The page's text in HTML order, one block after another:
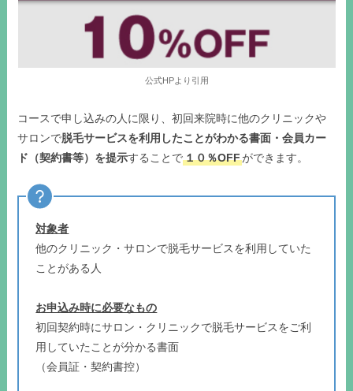
公式HPより引用
コースで申し込みの人に限り、初回来院時に他のクリニックや
サロンで脱毛サービスを利用したことがわかる書面・会員カー
ド（契約書等）を提示することで１０％OFFができます。
対象者
他のクリニック・サロンで脱毛サービスを利用していた
ことがある人
お申込み時に必要なもの
初回契約時にサロン・クリニックで脱毛サービスをご利
用していたことが分かる書面
（会員証・契約書控）